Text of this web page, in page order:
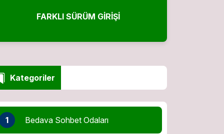
FARKLI SÜRÜM GIRIŞI
Kategoriler
1 Bedava Sohbet Odaları